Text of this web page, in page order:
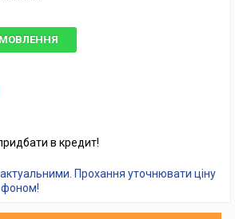
в кредит!
Прохання уточнювати ціну